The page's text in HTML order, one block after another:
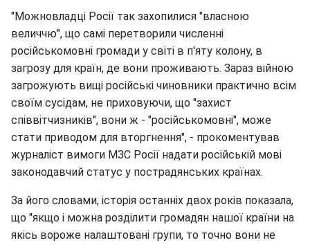
"Можновладці Росії так захопилися "власною
величчю", що самі перетворили численні
російськомовні громади у світі в п'яту колону, в
загрозу для країн, де вони проживають. Зараз війною
загрожують вищі російські чиновники практично всім
своїм сусідам, не приховуючи, що "захист
співвітчизників", вони ж - "російськомовні", може
стати приводом для вторгнення", - прокоментував
журналіст вимоги МЗС Росії надати російській мові
законодавчий статус у пострадянських країнах.
За його словами, історія останніх двох років показала,
що "якщо і можна розділити громадян нашої країни на
якісь вороже налаштовані групи, то точно вони не